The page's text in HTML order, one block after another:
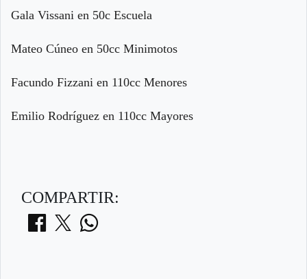
Gala Vissani en 50c Escuela
Mateo Cúneo en 50cc Minimotos
Facundo Fizzani en 110cc Menores
Emilio Rodríguez en 110cc Mayores
COMPARTIR: